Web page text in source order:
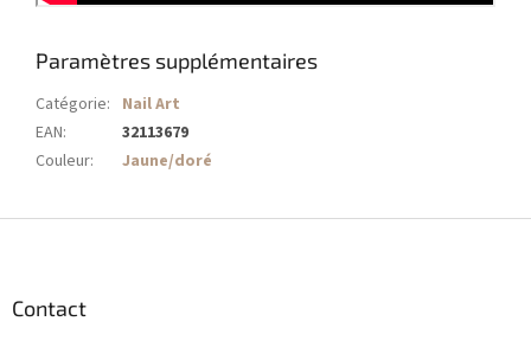
Paramètres supplémentaires
Catégorie: Nail Art
EAN:
32113679
Couleur: Jaune/doré
Contact